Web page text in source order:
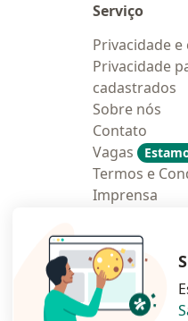
Serviço
Privacidade e
Privacidade
cadastrados
Sobre nós
Contato
Vagas
Termos e
Imprensa